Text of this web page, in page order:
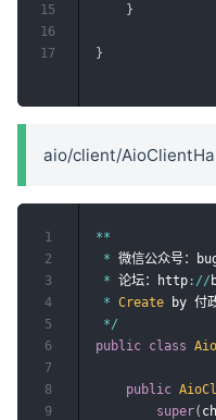
}
}
15
16
17
aio/client/
**
* 微信公众号：
* 论坛：http : //
* Create by 付
*/
public class
public
super(
1
2
3
4
5
6
7
8
9